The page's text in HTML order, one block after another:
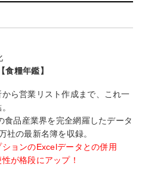
糧年鑑】
ら営業リスト作成まで、これ一
食品産業界を完全網羅したデータ
社の最新名簿を収録。
ョンのExcelデータとの併用
が格段にアップ！